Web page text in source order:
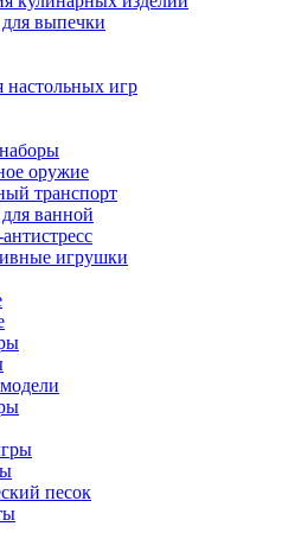
выпечки
настольных игр
оружие
транспорт
ванной
игрушки
песок